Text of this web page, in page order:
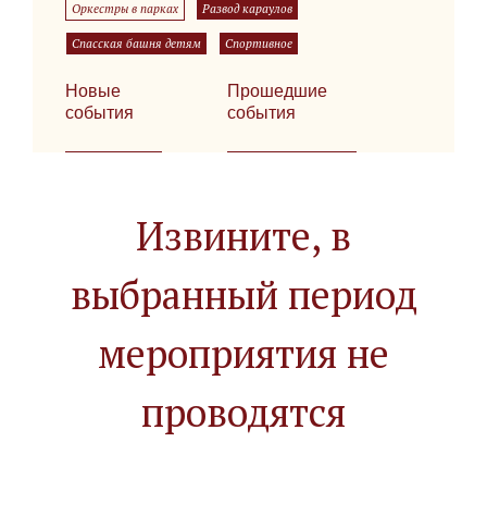
Оркестры в парках Развод караулов
Спасская башня детям Спортивное
Новые
события
Прошедшие
события
Извините, в
выбранный период
мероприятия не
проводятся